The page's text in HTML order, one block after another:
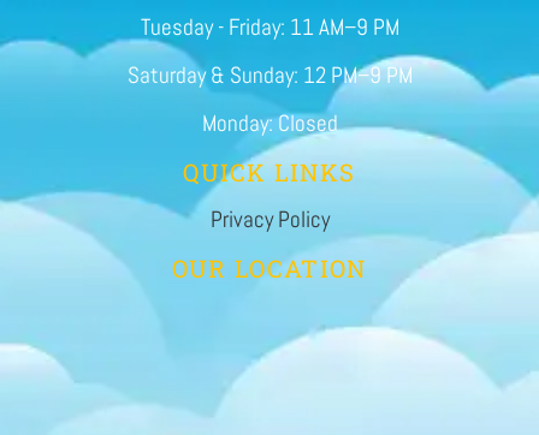
Tuesday - Friday: 11 AM–9 PM
Saturday & Sunday: 12 PM–9 PM
Monday: Closed
QUICK LINKS
Privacy Policy
OUR LOCATION